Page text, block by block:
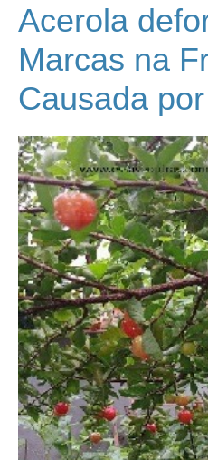
Acerola
Marcas na
Causada